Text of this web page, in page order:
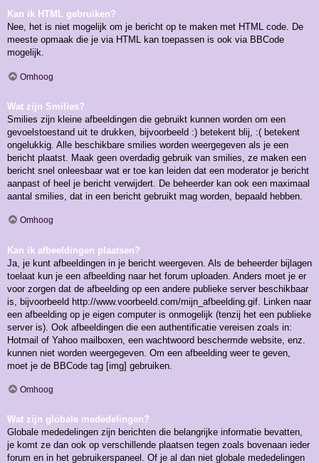
Kan ik HTML gebruiken?
Nee, het is niet mogelijk om je bericht op te maken met HTML code. De
meeste opmaak die je via HTML kan toepassen is ook via BBCode
mogelijk.
Omhoog
Wat zijn Smilies?
Smilies zijn kleine afbeeldingen die gebruikt kunnen worden om een
gevoelstoestand uit te drukken, bijvoorbeeld :) betekent blij, :( betekent
ongelukkig. Alle beschikbare smilies worden weergegeven als je een
bericht plaatst. Maak geen overdadig gebruik van smilies, ze maken een
bericht snel onleesbaar wat er toe kan leiden dat een moderator je bericht
aanpast of heel je bericht verwijdert. De beheerder kan ook een maximaal
aantal smilies, dat in een bericht gebruikt mag worden, bepaald hebben.
Omhoog
Kan ik afbeeldingen plaatsen?
Ja, je kunt afbeeldingen in je bericht weergeven. Als de beheerder bijlagen
toelaat kun je een afbeelding naar het forum uploaden. Anders moet je er
voor zorgen dat de afbeelding op een andere publieke server beschikbaar
is, bijvoorbeeld http://www.voorbeeld.com/mijn_afbeelding.gif. Linken naar
een afbeelding op je eigen computer is onmogelijk (tenzij het een publieke
server is). Ook afbeeldingen die een authentificatie vereisen zoals in:
Hotmail of Yahoo mailboxen, een wachtwoord beschermde website, enz.
kunnen niet worden weergegeven. Om een afbeelding weer te geven,
moet je de BBCode tag [img] gebruiken.
Omhoog
Wat zijn globale mededelingen?
Globale mededelingen zijn berichten die belangrijke informatie bevatten,
je komt ze dan ook op verschillende plaatsen tegen zoals bovenaan ieder
forum en in het gebruikerspaneel. Of je al dan niet globale mededelingen